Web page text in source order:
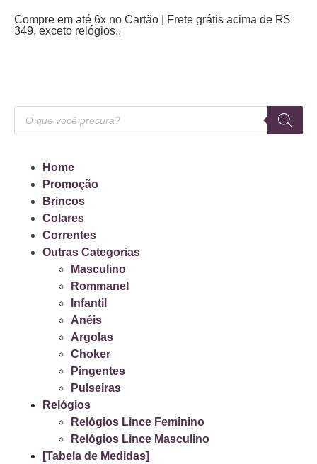
Compre em até 6x no Cartão | Frete grátis acima de R$
349, exceto relógios..
Home
Promoção
Brincos
Colares
Correntes
Outras Categorias
Masculino
Rommanel
Infantil
Anéis
Argolas
Choker
Pingentes
Pulseiras
Relógios
Relógios Lince Feminino
Relógios Lince Masculino
[Tabela de Medidas]